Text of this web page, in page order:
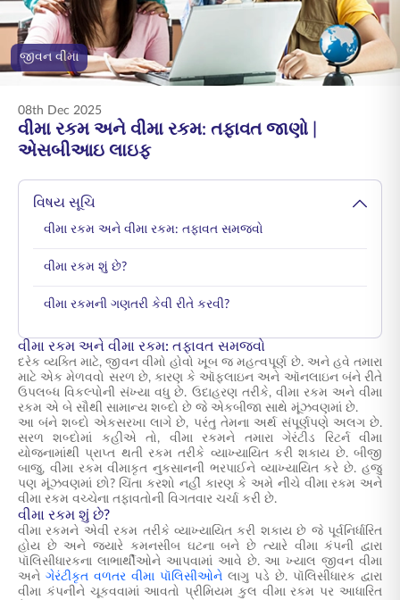
ENGLISH
ઑનલાઇન ખરીદો પ્રીમિયમ ચૂકવો
જીવન વીમા
08th Dec 2025
વીમા રકમ અને વીમા રકમ: તફાવત જાણો |
એસબીઆઇ લાઇફ
વિષય સૂચિ
વીમા રકમ અને વીમા રકમ: તફાવત સમજવો
વીમા રકમ શું છે?
વીમા રકમની ગણતરી કેવી રીતે કરવી?
વીમા રકમ અને વીમા રકમ: તફાવત સમજવો
દરેક વ્યક્તિ માટે, જીવન વીમો હોવો ખૂબ જ મહત્વપૂર્ણ છે. અને હવે તમારા
માટે એક મેળવવો સરળ છે, કારણ કે ઑફલાઇન અને ઑનલાઇન બંને રીતે
ઉપલબ્ધ વિકલ્પોની સંખ્યા વધુ છે. ઉદાહરણ તરીકે, વીમા રકમ અને વીમા
રકમ એ બે સૌથી સામાન્ય શબ્દો છે જે એકબીજા સાથે મૂંઝવણમાં છે.
આ બંને શબ્દો એકસરખા લાગે છે, પરંતુ તેમના અર્થ સંપૂર્ણપણે અલગ છે.
સરળ શબ્દોમાં કહીએ તો, વીમા રકમને તમારા ગેરંટીડ રિટર્ન વીમા
યોજનામાંથી પ્રાપ્ત થતી રકમ તરીકે વ્યાખ્યાયિત કરી શકાય છે. બીજી
બાજુ, વીમા રકમ વીમાકૃત નુકસાનની ભરપાઈને વ્યાખ્યાયિત કરે છે. હજુ
પણ મૂંઝવણમાં છો? ચિંતા કરશો નહીં કારણ કે અમે નીચે વીમા રકમ અને
વીમા રકમ વચ્ચેના તફાવતોની વિગતવાર ચર્ચા કરી છે.
વીમા રકમ શું છે?
વીમા રકમને એવી રકમ તરીકે વ્યાખ્યાયિત કરી શકાય છે જે પૂર્વનિર્ધારિત
હોય છે અને જ્યારે કમનસીબ ઘટના બને છે ત્યારે વીમા કંપની દ્વારા
પૉલિસીધારકના લાભાર્થીઓને આપવામાં આવે છે. આ ખ્યાલ જીવન વીમા
અને ગેરંટીકૃત વળતર વીમા પૉલિસીઓને લાગુ પડે છે. પૉલિસીધારક દ્વારા
વીમા કંપનીને ચૂકવવામાં આવતો પ્રીમિયમ કુલ વીમા રકમ પર આધારિત